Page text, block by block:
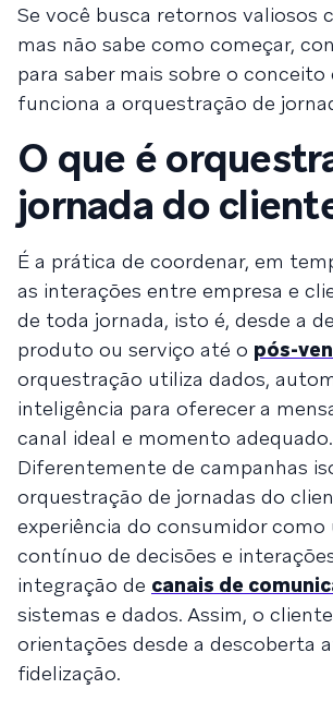
Se você busca retornos valiosos
mas não sabe como começar,
para saber mais sobre o conceito
funciona a orquestração de
O que é
jornada do
É a prática de coordenar, em
as interações entre empresa e
de toda jornada, isto é, desde a
produto ou serviço até o pós-
orquestração utiliza dados,
inteligência para oferecer a
canal ideal e momento adequado.
Diferentemente de campanhas
orquestração de jornadas do
experiência do consumidor como
contínuo de decisões e
integração de canais de
sistemas e dados. Assim, o
orientações desde a descoberta
fidelização.